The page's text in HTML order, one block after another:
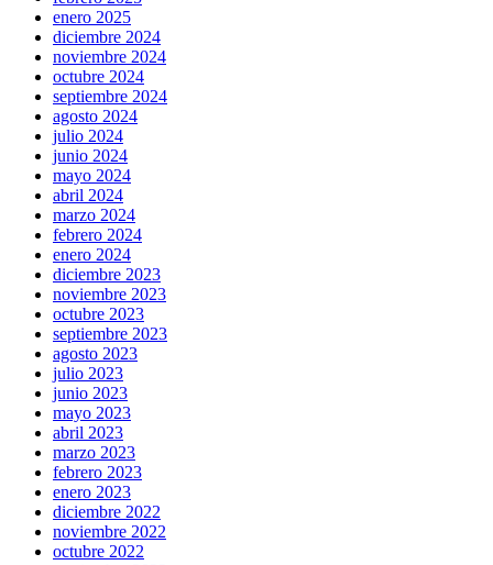
enero 2025
diciembre 2024
noviembre 2024
octubre 2024
septiembre 2024
agosto 2024
julio 2024
junio 2024
mayo 2024
abril 2024
marzo 2024
febrero 2024
enero 2024
diciembre 2023
noviembre 2023
octubre 2023
septiembre 2023
agosto 2023
julio 2023
junio 2023
mayo 2023
abril 2023
marzo 2023
febrero 2023
enero 2023
diciembre 2022
noviembre 2022
octubre 2022